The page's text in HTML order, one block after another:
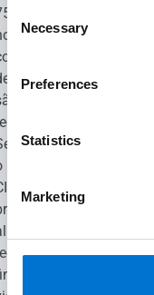
Consent
Selection
Necessary
Preferences
Statistics
Marketing
dos
caixilharia
Hydro
o
no
da sua